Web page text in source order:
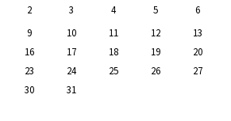
2
3 4 5 6
9
10 11 12 13
16
17 18 19 20
23
24 25 26 27
30
31